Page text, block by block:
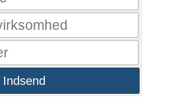
Indsend